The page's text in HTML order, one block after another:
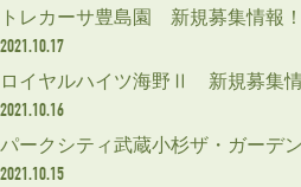
トレカーサ豊島園 新規募集情報！
2021.10.17
ロイヤルハイツ海野Ⅱ 新規募集情
2021.10.16
パークシティ武蔵小杉ザ・ガーデ
2021.10.15